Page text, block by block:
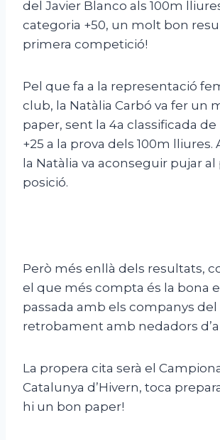
del Javier Blanco als 100m
categoria +50, un molt bon
primera competició!
Pel que fa a la representació
club, la Natàlia Carbó va fer un
paper, sent la 4a classificada
+25 a la prova dels 100m lliures.
la Natàlia va aconseguir pujar al
posició.
Però més enllà dels resultats,
el que més compta és la bona
passada amb els companys del
retrobament amb nedadors
La propera cita serà el
Catalunya d’Hivern, toca
hi un bon paper!